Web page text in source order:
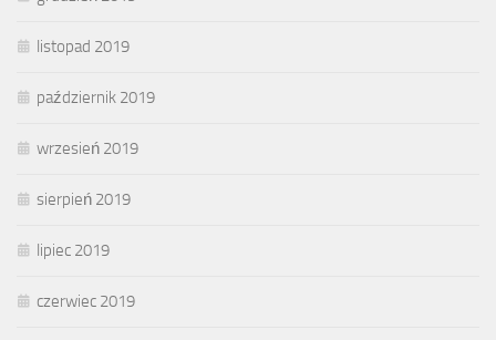
listopad 2019
październik 2019
wrzesień 2019
sierpień 2019
lipiec 2019
czerwiec 2019